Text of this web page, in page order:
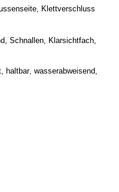
, Klettverschluss
, Schnallen, Klarsichtfach,
, haltbar, wasserabweisend,